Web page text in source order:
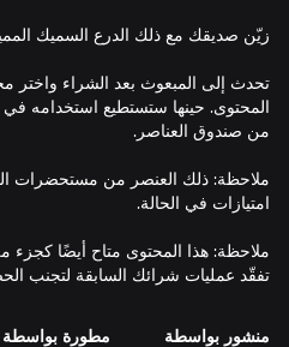
تحدث إلى المبعوث بعد الشراء واختر
المحتوى. حينها ستستطيع استخدامه في
ملاحظة: ذلك العنصر من مستحضرات
ملاحظة: هذا المحتوى متاح أيضًا
تفقّد عمليات شرائك السابقة لتجنب
منشور بواسطة مطورة بواسطة